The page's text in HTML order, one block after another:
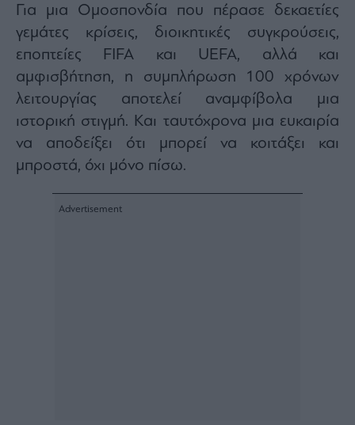
Για μια Ομοσπονδία που πέρασε δεκαετίες
γεμάτες κρίσεις, διοικητικές συγκρούσεις,
εποπτείες FIFA και UEFA, αλλά και
αμφισβήτηση, η συμπλήρωση 100 χρόνων
λειτουργίας αποτελεί αναμφίβολα μια
ιστορική στιγμή. Και ταυτόχρονα μια ευκαιρία
να αποδείξει ότι μπορεί να κοιτάξει και
μπροστά, όχι μόνο πίσω.